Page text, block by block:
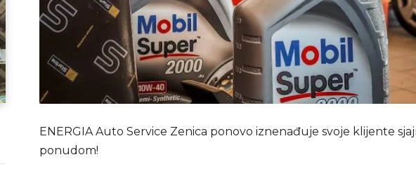
ENERGIA Auto Service Zenica ponovo iznenađuje svoje klijente
ponudom!